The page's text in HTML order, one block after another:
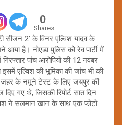
0
Shares
सीजन 2’ के विनर एल्विश यादव के
है। नोएडा पुलिस को रेव पार्टी में
पांच आरोपियों की 12 नवंबर
एल्विश की भूमिका की जांच भी की
जहर के नमूने टेस्ट के लिए जयपुर की
दिए गए थे, जिसकी रिपोर्ट सात दिन
ने सलमान खान के साथ एक फोटो